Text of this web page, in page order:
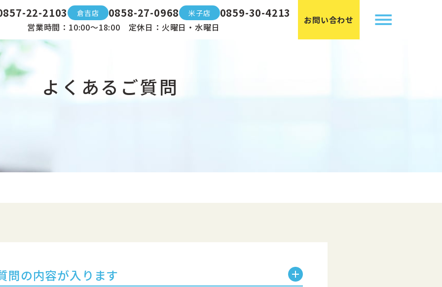
22-2103 倉吉店 0858-27-0968 米子店 0859-30-4213
営業時間：10:00〜18:00 定休日：火曜日・水曜日
お問い合わせ
よくあるご質問
問の内容が入ります